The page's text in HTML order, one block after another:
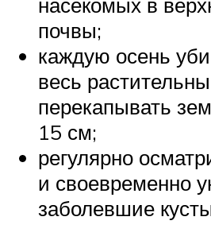
почвы;
каждую осень
весь
перекапывать
15 см;
регулярно
и своевременно
заболевшие